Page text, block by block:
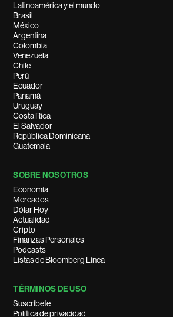
Latinoamérica y el mundo
Brasil
México
Argentina
Colombia
Venezuela
Chile
Perú
Ecuador
Panamá
Uruguay
Costa Rica
El Salvador
República Dominicana
Guatemala
SOBRE NOSOTROS
Economía
Mercados
Dólar Hoy
Actualidad
Cripto
Finanzas Personales
Podcasts
Listas de Bloomberg Línea
TÉRMINOS DE USO
Suscríbete
Política de privacidad